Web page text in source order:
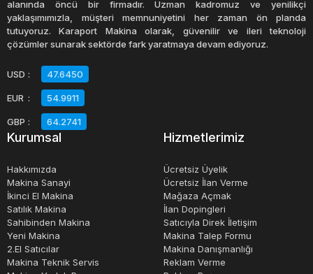
seviyelerine olanak sağlar. Bu artan üretkenlik, işletmeler
için daha yüksek kar anlamına gelir.
Ayrıca CNC dik torna, tehlikeli tornalama proseslerinde
manuel işçiliğe olan ihtiyacı ortadan kaldırarak işçi
güvenliğini artırır. Çalışanların artık ağır makine
çalıştırarak veya tehlikeli maddelere maruz kalarak
sağlıklarını riske atmasına gerek yok.
İkinci El Cnc Dik Torna Tezgahları
Karaport’ta!
İkinci el dik torna tezgahları, endüstriyel sektörde büyük
bir talep görmektedir. Bu makineler, parçaların hassas bir
şekilde işlenmesini sağlayarak üretim süreçlerini
alanında öncü bir firmadır. Uzman kadromuz ve yenilikçi
yaklaşımımızla, müşteri memnuniyetini her zaman ön planda
tutuyoruz. Karaport Makina olarak, güvenilir ve ileri teknoloji
çözümler sunarak sektörde fark yaratmaya devam ediyoruz.
USD : 47.6450
EUR : 54.9911
GBP : 64.2741
Kurumsal
Hakkımızda
Makina Sanayi
İkinci El Makina
Satılık Makina
Sahibinden Makina
Yeni Makina
2.El Satıcılar
Makina Teknik Servis
Hizmetlerimiz
Ücretsiz Üyelik
Ücretsiz İlan Verme
Mağaza Açmak
İlan Dopingleri
Satıcıyla Direk İletişim
Makina Talep Formu
Makina Danışmanlığı
Reklam Verme